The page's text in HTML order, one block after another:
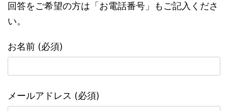
回答をご希望の方は「お電話番号」もご記入くださ
い。
お名前 (必須)
メールアドレス (必須)